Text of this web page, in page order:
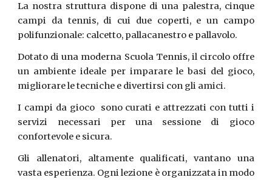
La nostra struttura dispone di una palestra, cinque
campi da tennis, di cui due coperti, e un campo
polifunzionale: calcetto, pallacanestro e pallavolo.
Dotato di una moderna Scuola Tennis, il circolo offre
un ambiente ideale per imparare le basi del gioco,
migliorare le tecniche e divertirsi con gli amici.
I campi da gioco sono curati e attrezzati con tutti i
servizi necessari per una sessione di gioco
confortevole e sicura.
Gli allenatori, altamente qualificati, vantano una
vasta esperienza. Ogni lezione è organizzata in modo